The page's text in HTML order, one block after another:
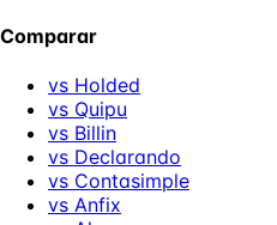
Comparar
vs Holded
vs Quipu
vs Billin
vs Declarando
vs Contasimple
vs Anfix